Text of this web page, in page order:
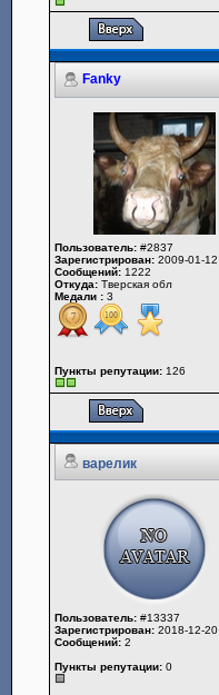
Fanky
Пользователь: #2837
Зарегистрирован: 2009-01-12
Сообщений: 1222
Откуда: Тверская обл
Медали : 3
Пункты репутации: 126
варелик
Пользователь: #13337
Зарегистрирован: 2018-12-20
Сообщений: 2
Пункты репутации: 0